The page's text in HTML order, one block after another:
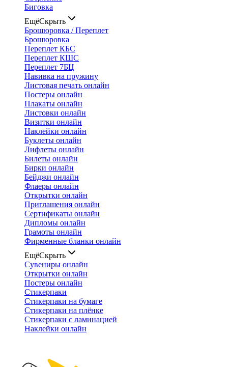
Биговка
ЕщёСкрыть
Брошюровка / Переплет
Брошюровка
Переплет КБС
Переплет КШС
Переплет 7БЦ
Навивка на пружину
Листовая печать онлайн
Постеры онлайн
Плакаты онлайн
Листовки онлайн
Визитки онлайн
Наклейки онлайн
Буклеты онлайн
Лифлеты онлайн
Билеты онлайн
Бирки онлайн
Бейджи онлайн
Флаеры онлайн
Открытки онлайн
Приглашения онлайн
Сертификаты онлайн
Дипломы онлайн
Грамоты онлайн
Фирменные бланки онлайн
ЕщёСкрыть
Сувениры онлайн
Открытки онлайн
Постеры онлайн
Стикерпаки
Стикерпаки на бумаге
Стикерпаки на плёнке
Стикерпаки с ламинацией
Наклейки онлайн